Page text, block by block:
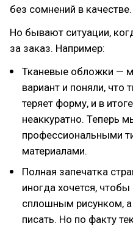
без сомнений в качестве.
Но бывают ситуации,
за заказ. Например:
Тканевые обложки —
вариант и поняли, что
теряет форму, и в
неаккуратно. Теперь
профессиональными
материалами.
Полная запечатка
иногда хочется,
сплошным рисунком,
писать. Но по факту